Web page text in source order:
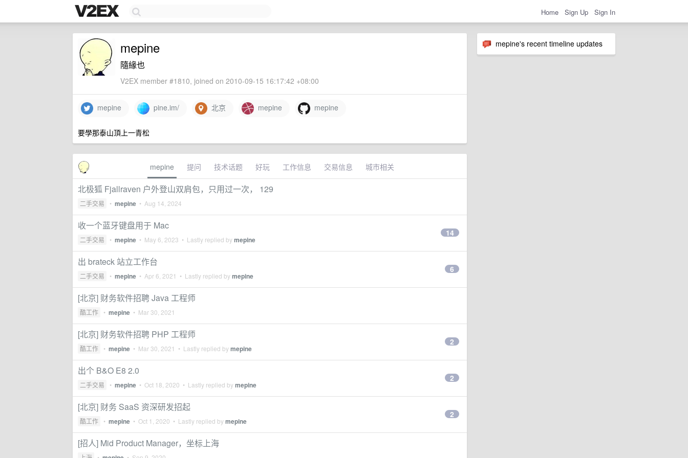
Home Sign Up Sign In
mepine's recent timeline updates
mepine
隨緣也
V2EX member #1810, joined on 2010-09-15 16:17:42 +08:00
mepine pine.im/ 北京 mepine mepine
要學那泰山頂上一青松
mepine 提问 技术话题 好玩 工作信息 交易信息 城市相关
北极狐 Fjallraven 户外登山双肩包，只用过一次， 129
二手交易 • mepine • Aug 14, 2024
收一个蓝牙键盘用于 Mac
二手交易 • mepine • May 6, 2023 • Lastly replied bymepine
14
出 brateck 站立工作台
二手交易 • mepine • Apr 6, 2021 • Lastly replied bymepine
6
[北京] 财务软件招聘 Java 工程师
酷工作 • mepine • Mar 30, 2021
[北京] 财务软件招聘 PHP 工程师
酷工作 • mepine • Mar 30, 2021 • Lastly replied bymepine
2
出个 B&O E8 2.0
二手交易 • mepine • Oct 18, 2020 • Lastly replied bymepine
2
[北京] 财务 SaaS 资深研发招起
酷工作 • mepine • Oct 1, 2020 • Lastly replied bymepine
2
[招人] Mid Product Manager，坐标上海